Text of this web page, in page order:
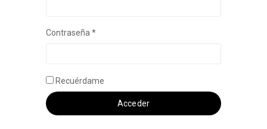
Contraseña*Obligatorio
Recuérdame
Acceder